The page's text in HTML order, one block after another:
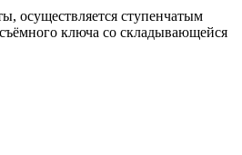
осуществляется ступенчатым
ключа со складывающейся